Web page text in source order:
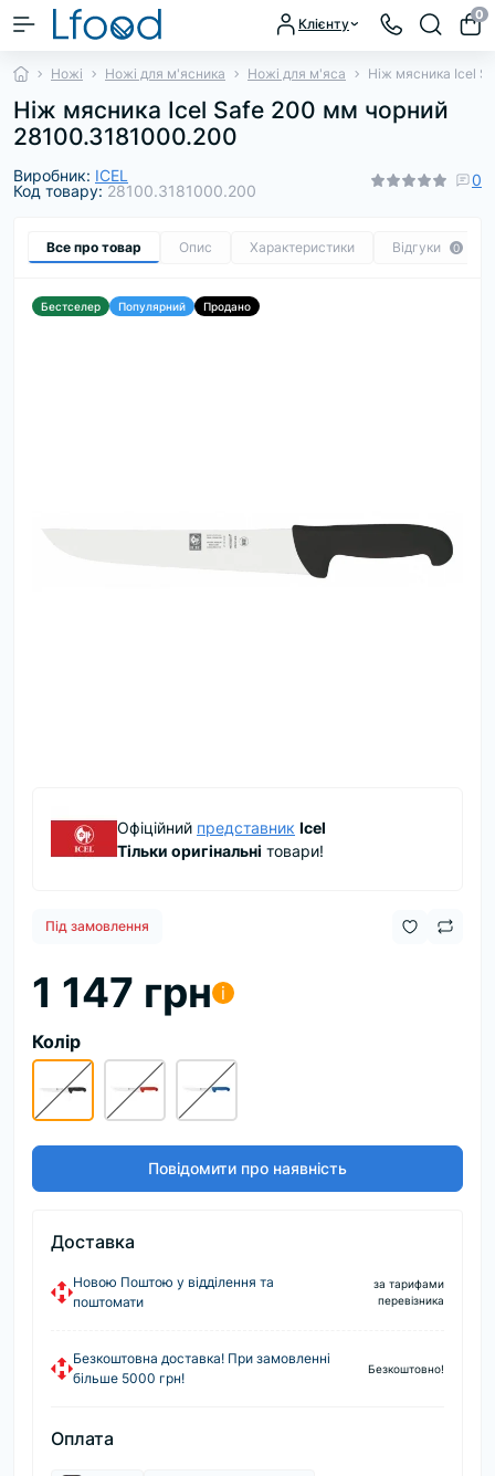
Клієнту
0
Ножі Ножі для м'ясника Ножі для м'яса Ніж мясника Icel
Ніж мясника Icel Safe 200 мм чорний
28100.3181000.200
Виробник: ICEL
Код товару: 28100.3181000.200
0
Все про товар Опис Характеристики Відгуки 0
Бестселер Популярний Продано
Офіційний представник Icel
Тільки оригінальні товари!
Під замовлення
i
1 147 грн
Колір
Повідомити про наявність
Доставка
Новою Поштою у відділення та
поштомати
за тарифами
перевізника
Безкоштовна доставка! При замовленні
більше 5000 грн!
Безкоштовно!
Оплата